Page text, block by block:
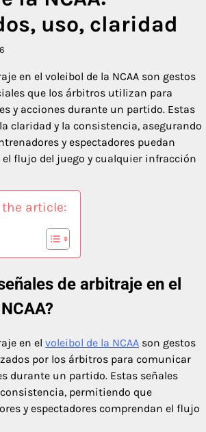
uso, claridad
en el voleibol de la NCAA son gestos
que los árbitros utilizan para
y acciones durante un partido. Estas
claridad y la consistencia, asegurando
y espectadores puedan
flujo del juego y cualquier infracción
article:
de arbitraje en el
en el voleibol de la NCAA son gestos
por los árbitros para comunicar
durante un partido. Estas señales
permitiendo que
y espectadores comprendan el flujo